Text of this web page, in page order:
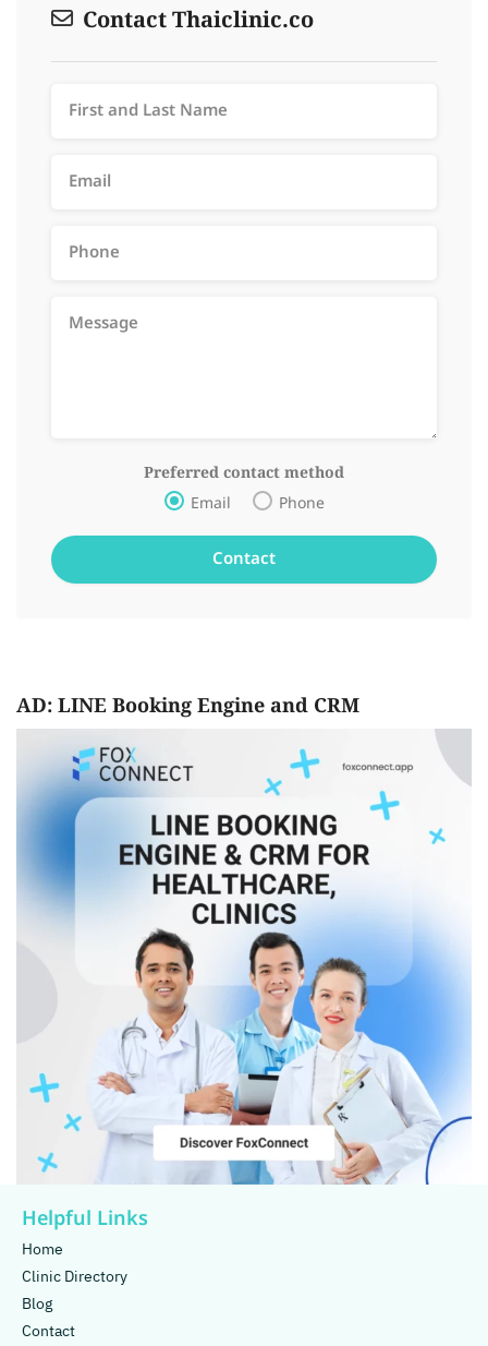
Contact Thaiclinic.co
Preferred contact method
Email Phone
AD: LINE Booking Engine and CRM
Helpful Links
Home
Clinic Directory
Blog
Contact